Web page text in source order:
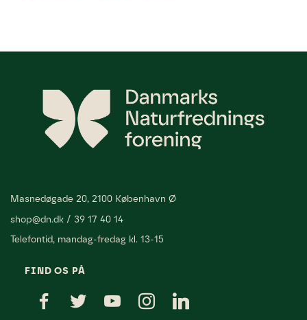
Masnedøgade 20, 2100 København Ø
shop@dn.dk / 39 17 40 14
Telefontid, mandag-fredag kl. 13-15
FIND OS PÅ